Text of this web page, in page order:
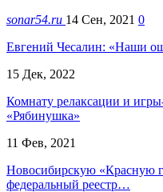
sonar54.ru 14 Сен, 2021 0
Евгений Чесалин: «Наши
15 Дек, 2022
Комнату релаксации и
«Рябинушка»
11 Фев, 2021
Новосибирскую «Красную
федеральный реестр…